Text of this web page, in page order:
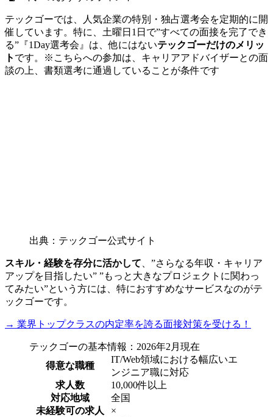
テックゴーでは、人気企業の特別・独占選考会を定期的に開
催しています。特に、土曜日1日で”すべての面接を完了でき
る”『1Day選考会』は、他にはないテックゴーだけのメリッ
ト です。
※こちらへの参加は、キャリアアドバイザーとの面
談の上、書類選考に通過していることが条件です
出典：テックゴー公式サイト
スキル・経験を存分に活かして 、”さらなる年収・キャリア
アップを目指したい” ”もっと大きなプロジェクトに関わっ
てみたい”という方には、特におすすめなサービスなのがテ
ックゴーです。
→ 業界トップクラスの内定率を誇る面接対策を受ける！
テックゴーの基本情報：2026年2月現在
得意な職種
IT/Web領域における幅広いエ
ンジニア職に対応
求人数
10,000件以上
対応地域
全国
未経験可の求人
×